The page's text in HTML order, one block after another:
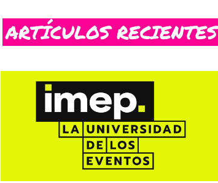
ARTÍCULOS RECIENTES